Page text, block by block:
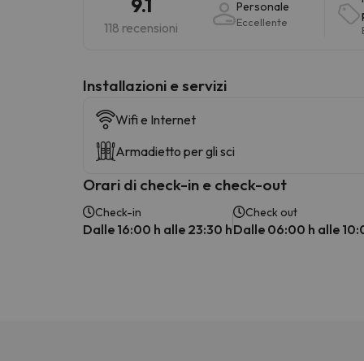
118 recensioni
Personale
Eccellente
Installazioni e servizi
Wifi e Internet
Armadietto per gli sci
Orari di check-in e check-out
Check-in
Dalle 16:00 h alle 23:30 h
Check out
Dalle 06:00 h alle